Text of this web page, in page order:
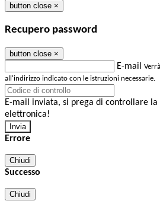
button close ×
Recupero password
button close ×
E-mail
all'indirizzo indicato con le istruzioni necessarie.
E-mail inviata, si prega di controllare la
elettronica!
Errore
Chiudi
Successo
Chiudi